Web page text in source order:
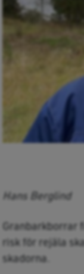
Hans Berglind
Granbarkborrar
risk för rejäla
skadorna.